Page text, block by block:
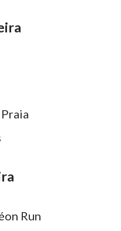
Run